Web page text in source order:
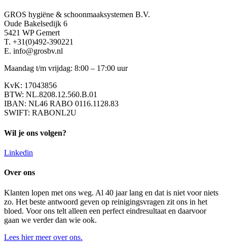
GROS hygiëne & schoonmaaksystemen B.V.
Oude Bakelsedijk 6
5421 WP Gemert
T. +31(0)492-390221
E. info@grosbv.nl
Maandag t/m vrijdag: 8:00 – 17:00 uur
KvK: 17043856
BTW: NL.8208.12.560.B.01
IBAN: NL46 RABO 0116.1128.83
SWIFT: RABONL2U
Wil je ons volgen?
Linkedin
Over ons
Klanten lopen met ons weg. Al 40 jaar lang en dat is niet voor niets
zo. Het beste antwoord geven op reinigingsvragen zit ons in het
bloed. Voor ons telt alleen een perfect eindresultaat en daarvoor
gaan we verder dan wie ook.
Lees hier meer over ons.